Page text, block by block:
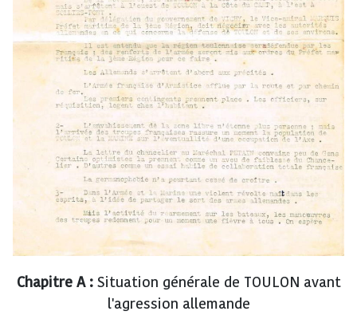
Chapitre A :Situation générale de TOULON avant
l'agression allemande